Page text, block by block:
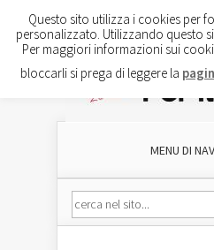
MENU DI
Questo sito utilizza i cookies per
personalizzato. Utilizzando questo
Per maggiori informazioni sui
bloccarli si prega di leggere la